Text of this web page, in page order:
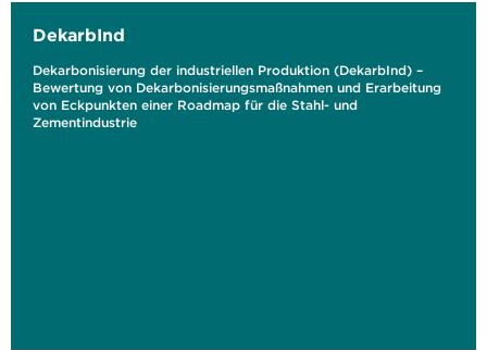
DekarbInd
Dekarbonisierung der industriellen Produktion (DekarbInd) –
Bewertung von Dekarbonisierungsmaßnahmen und Erarbeitung
von Eckpunkten einer Roadmap für die Stahl- und
Zementindustrie